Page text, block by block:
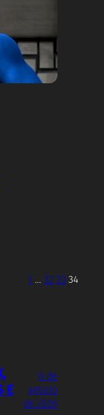
1 … 32 33 34
E
6 de
agosto
de 2026